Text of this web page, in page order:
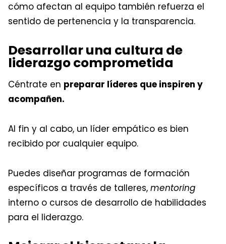
cómo afectan al equipo también refuerza el
sentido de pertenencia y la transparencia.
Desarrollar una cultura de
liderazgo comprometida
Céntrate en preparar líderes que inspiren y
acompañen.
Al fin y al cabo, un líder empático es bien
recibido por cualquier equipo.
Puedes diseñar programas de formación
específicos a través de talleres, mentoring
interno o cursos de desarrollo de habilidades
para el liderazgo.